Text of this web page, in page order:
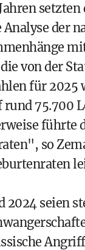
der
von der
für 2025
rund 75.700
führte
so
2024 seien